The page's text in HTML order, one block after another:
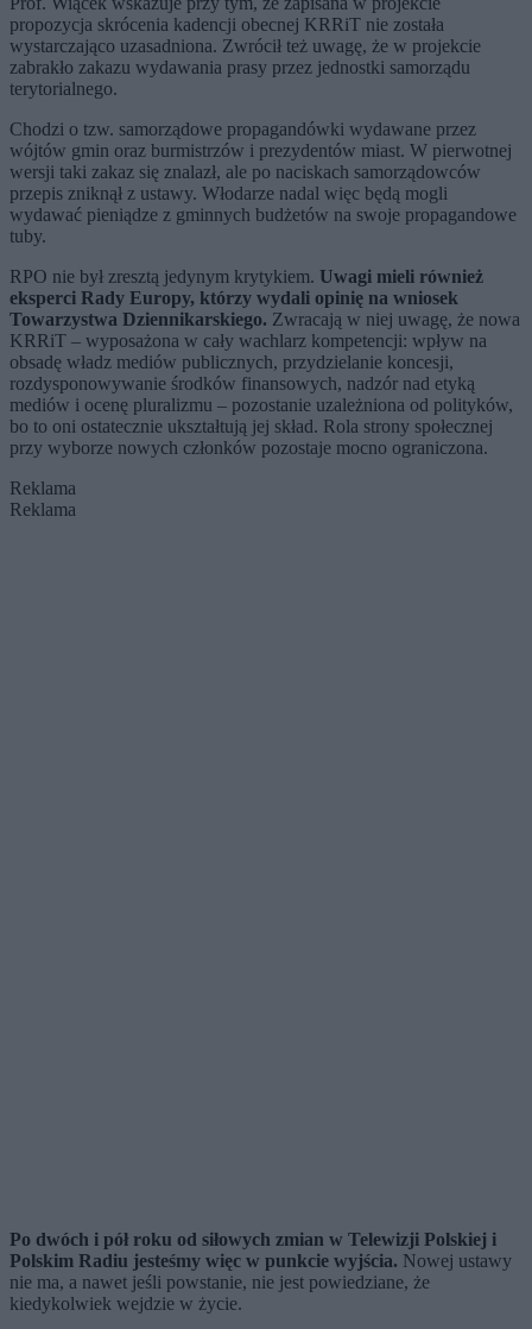
propozycja skrócenia kadencji obecnej KRRiT nie została
wystarczająco uzasadniona. Zwrócił też uwagę, że w projekcie
zabrakło zakazu wydawania prasy przez jednostki samorządu
terytorialnego.
Chodzi o tzw. samorządowe propagandówki wydawane przez
wójtów gmin oraz burmistrzów i prezydentów miast. W pierwotnej
wersji taki zakaz się znalazł, ale po naciskach samorządowców
przepis zniknął z ustawy. Włodarze nadal więc będą mogli
wydawać pieniądze z gminnych budżetów na swoje propagandowe
tuby.
RPO nie był zresztą jedynym krytykiem. Uwagi mieli również
eksperci Rady Europy, którzy wydali opinię na wniosek
Towarzystwa Dziennikarskiego. Zwracają w niej uwagę, że nowa
KRRiT – wyposażona w cały wachlarz kompetencji: wpływ na
obsadę władz mediów publicznych, przydzielanie koncesji,
rozdysponowywanie środków finansowych, nadzór nad etyką
mediów i ocenę pluralizmu – pozostanie uzależniona od polityków,
bo to oni ostatecznie ukształtują jej skład. Rola strony społecznej
przy wyborze nowych członków pozostaje mocno ograniczona.
Reklama
Reklama
Po dwóch i pół roku od siłowych zmian w Telewizji Polskiej i
Polskim Radiu jesteśmy więc w punkcie wyjścia. Nowej ustawy
nie ma, a nawet jeśli powstanie, nie jest powiedziane, że
kiedykolwiek wejdzie w życie.